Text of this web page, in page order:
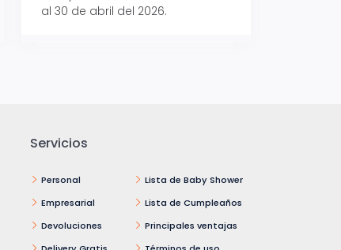
al 30 de abril del 2026.
Servicios
Personal
Empresarial
Devoluciones
Lista de Baby Shower
Lista de Cumpleaños
Principales ventajas